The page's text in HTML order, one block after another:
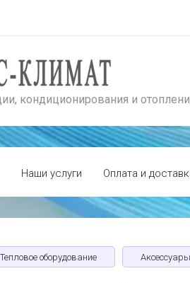
кондиционирования и
Наши услуги Оплата и
Тепловое оборудование